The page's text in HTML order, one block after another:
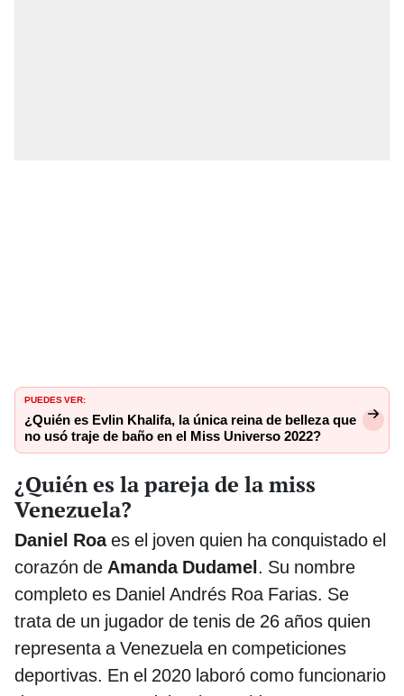
PUEDES VER:
¿Quién es Evlin Khalifa, la única reina de belleza que
no usó traje de baño en el Miss Universo 2022?
¿Quién es la pareja de la miss
Venezuela?
Daniel Roaes el joven quien ha conquistado el
corazón de Amanda Dudamel. Su nombre
completo es Daniel Andrés Roa Farias. Se
trata de un jugador de tenis de 26 años quien
representa a Venezuela en competiciones
deportivas. En el 2020 laboró como funcionario